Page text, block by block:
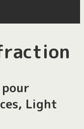
Light